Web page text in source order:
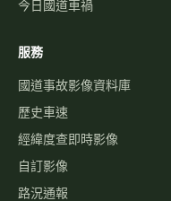
今日國道車禍
服務
國道事故影像資料庫
歷史車速
經緯度查即時影像
自訂影像
路況通報